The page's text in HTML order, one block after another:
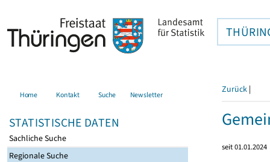
Home Kontakt Suche Newsletter
STATISTISCHE DATEN
Sachliche Suche
Regionale Suche
Zurück |
seit 01.01.2024